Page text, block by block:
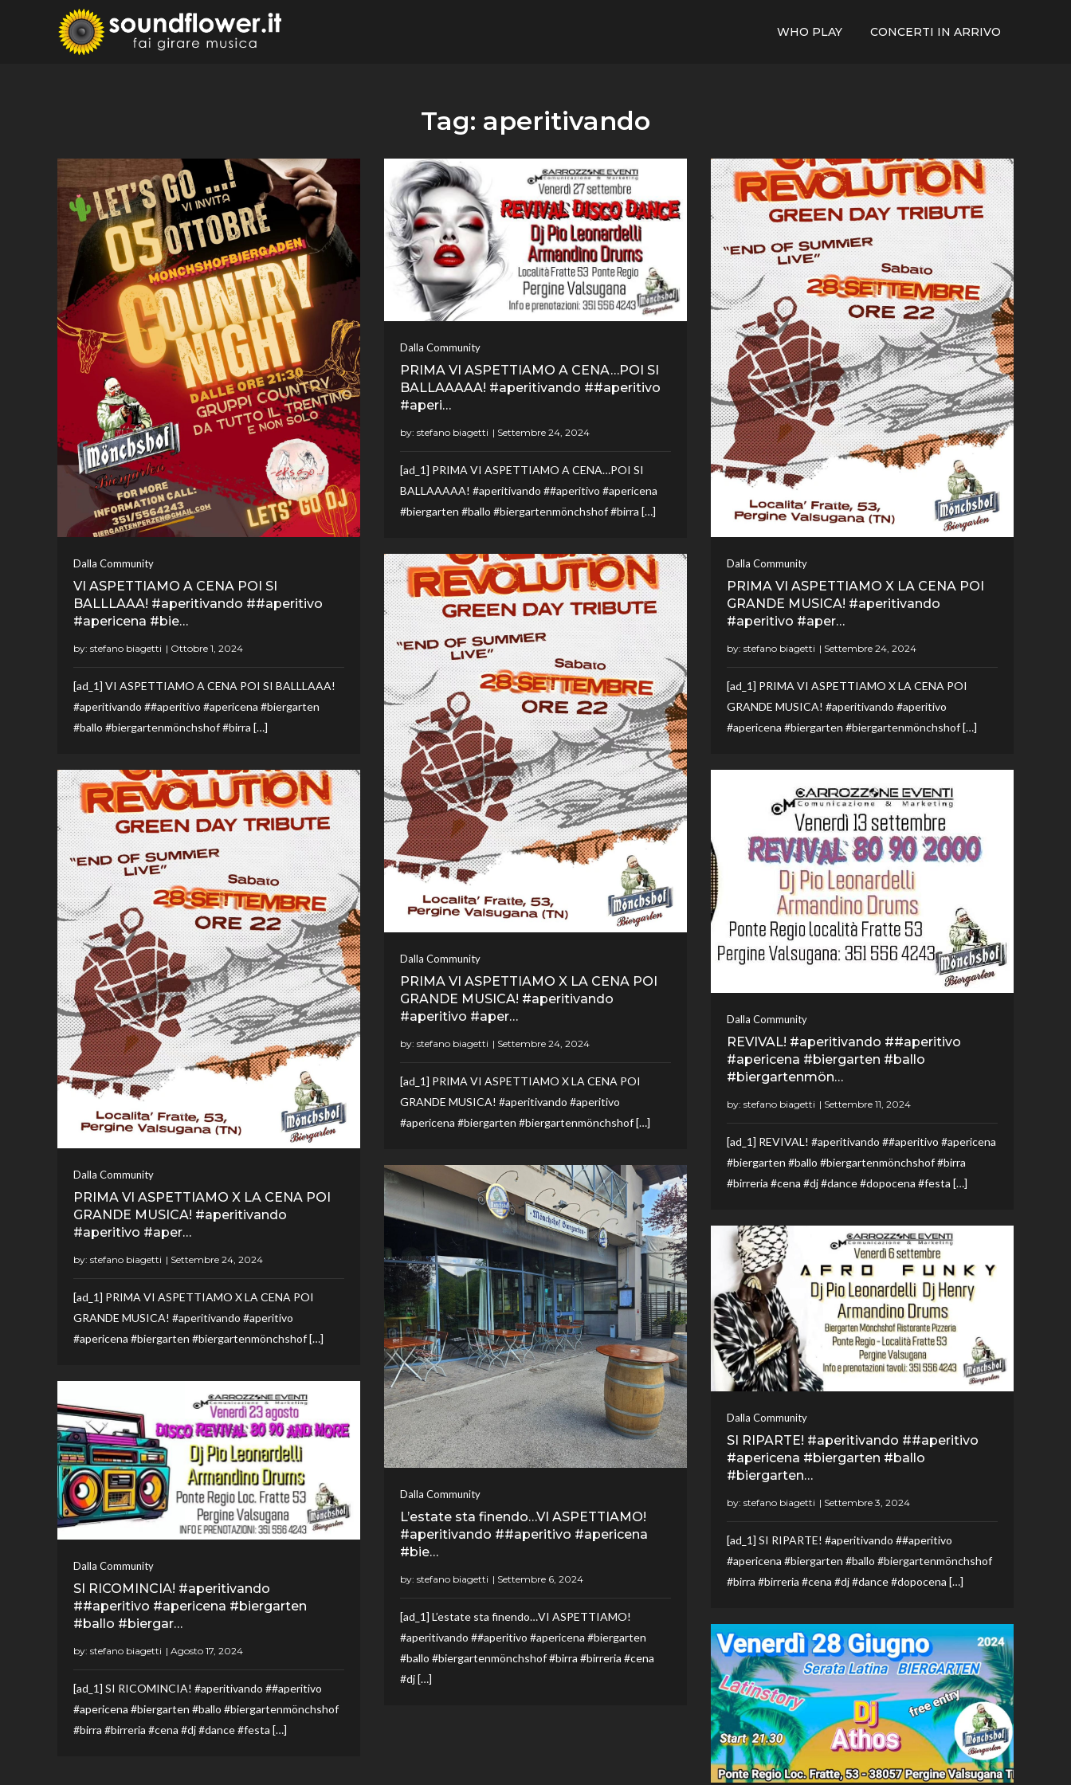
WHO PLAY CONCERTI IN ARRIVO
Tag: aperitivando
Dalla Community
VI ASPETTIAMO A CENA POI SI
BALLLAAA! #aperitivando ##aperitivo
#apericena #bie…
by: stefano biagetti
[ad_1] VI ASPETTIAMO A CENA POI SI BALLLAAA!
#aperitivando ##aperitivo #apericena #biergarten
#ballo #biergartenmönchshof #birra […]
Dalla Community
PRIMA VI ASPETTIAMO A CENA…POI SI
BALLAAAAA! #aperitivando ##aperitivo
#aperi…
by: stefano biagetti
[ad_1] PRIMA VI ASPETTIAMO A CENA…POI SI
BALLAAAAA! #aperitivando ##aperitivo #apericena
#biergarten #ballo #biergartenmönchshof #birra […]
Dalla Community
PRIMA VI ASPETTIAMO X LA CENA POI
GRANDE MUSICA! #aperitivando
#aperitivo #aper…
by: stefano biagetti
[ad_1] PRIMA VI ASPETTIAMO X LA CENA POI
GRANDE MUSICA! #aperitivando #aperitivo
#apericena #biergarten #biergartenmönchshof […]
Dalla Community
PRIMA VI ASPETTIAMO X LA CENA POI
GRANDE MUSICA! #aperitivando
#aperitivo #aper…
by: stefano biagetti
[ad_1] PRIMA VI ASPETTIAMO X LA CENA POI
GRANDE MUSICA! #aperitivando #aperitivo
#apericena #biergarten #biergartenmönchshof […]
Dalla Community
PRIMA VI ASPETTIAMO X LA CENA POI
GRANDE MUSICA! #aperitivando
#aperitivo #aper…
by: stefano biagetti
[ad_1] PRIMA VI ASPETTIAMO X LA CENA POI
GRANDE MUSICA! #aperitivando #aperitivo
#apericena #biergarten #biergartenmönchshof […]
Dalla Community
REVIVAL! #aperitivando ##aperitivo
#apericena #biergarten #ballo
#biergartenmön…
by: stefano biagetti
[ad_1] REVIVAL! #aperitivando ##aperitivo #apericena
#biergarten #ballo #biergartenmönchshof #birra
#birreria #cena #dj #dance #dopocena #festa […]
Dalla Community
L’estate sta finendo…VI ASPETTIAMO!
#aperitivando ##aperitivo #apericena
#bie…
by: stefano biagetti
[ad_1] L’estate sta finendo…VI ASPETTIAMO!
#aperitivando ##aperitivo #apericena #biergarten
#ballo #biergartenmönchshof #birra #birreria #cena
#dj […]
Dalla Community
SI RIPARTE! #aperitivando ##aperitivo
#apericena #biergarten #ballo
#biergarten…
by: stefano biagetti
[ad_1] SI RIPARTE! #aperitivando ##aperitivo
#apericena #biergarten #ballo #biergartenmönchshof
#birra #birreria #cena #dj #dance #dopocena […]
Dalla Community
SI RICOMINCIA! #aperitivando
##aperitivo #apericena #biergarten
#ballo #biergar…
by: stefano biagetti
[ad_1] SI RICOMINCIA! #aperitivando ##aperitivo
#apericena #biergarten #ballo #biergartenmönchshof
#birra #birreria #cena #dj #dance #festa […]